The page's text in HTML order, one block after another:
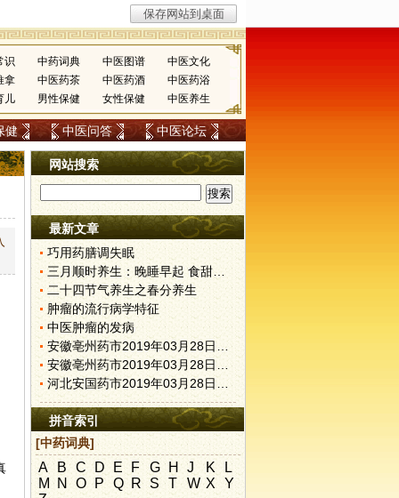
识 中药词典 中医图谱
中医文化
拿
中医药茶 中医药酒
中医药浴
儿
男性保健 女性保健 中医养生
健 中医问答 中医论坛
网站搜索
最新文章
巧用药膳调失眠
三月顺时养生：晚睡早起 食甜养肝
二十四节气养生之春分养生
肿瘤的流行病学特征
中医肿瘤的发病
安徽亳州药市2019年03月28日快讯
安徽亳州药市2019年03月28日快讯
河北安国药市2019年03月28日快讯
拼音索引
[中药词典]
A B C D E F G H J K
L
M N O P Q R S T W X
Y